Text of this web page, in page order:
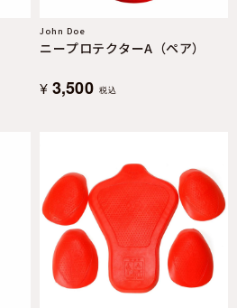
John Doe
ニープロテクターA（ペア）
¥ 3,500 税込